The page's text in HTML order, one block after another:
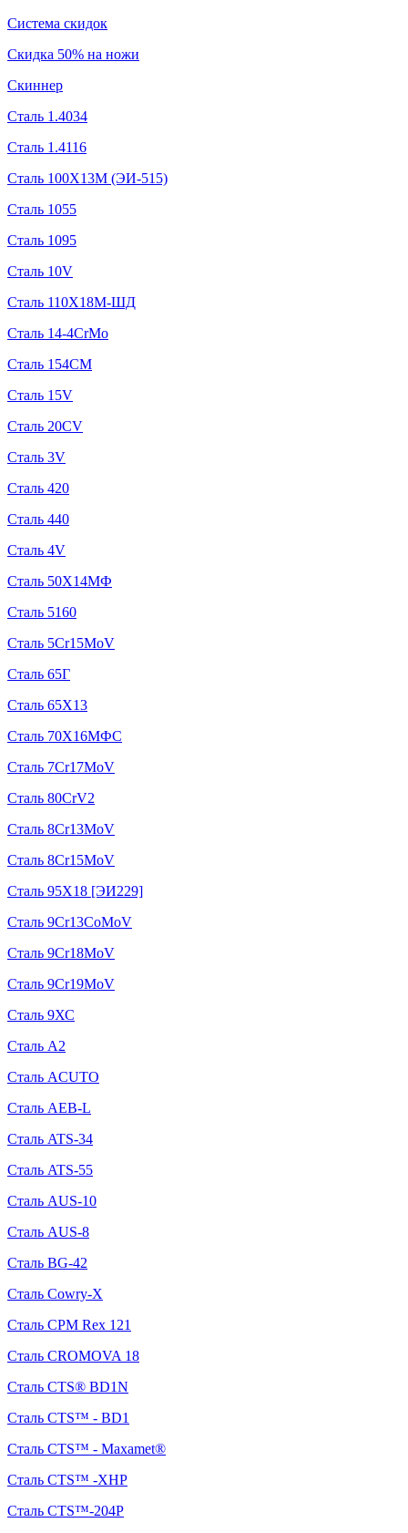
Система скидок
Скидка 50% на ножи
Скиннер
Сталь 1.4034
Сталь 1.4116
Сталь 100Х13М (ЭИ-515)
Сталь 1055
Сталь 1095
Сталь 10V
Сталь 110Х18М-ШД
Сталь 14-4CrMo
Сталь 154CM
Сталь 15V
Сталь 20CV
Сталь 3V
Сталь 420
Сталь 440
Сталь 4V
Сталь 50Х14МФ
Сталь 5160
Сталь 5Cr15MoV
Сталь 65Г
Сталь 65Х13
Сталь 70Х16МФС
Сталь 7Cr17MoV
Сталь 80CrV2
Сталь 8Cr13MoV
Сталь 8Cr15MoV
Сталь 95Х18 [ЭИ229]
Сталь 9Cr13CoMoV
Сталь 9Cr18MoV
Сталь 9Cr19MoV
Сталь 9ХС
Сталь A2
Сталь ACUTO
Сталь AEB-L
Сталь ATS-34
Сталь ATS-55
Сталь AUS-10
Сталь AUS-8
Сталь BG-42
Сталь Cowry-X
Сталь CPM Rex 121
Сталь CROMOVA 18
Сталь CTS® BD1N
Сталь CTS™ - BD1
Сталь CTS™ - Maxamet®
Сталь CTS™ -XHP
Сталь CTS™-204P